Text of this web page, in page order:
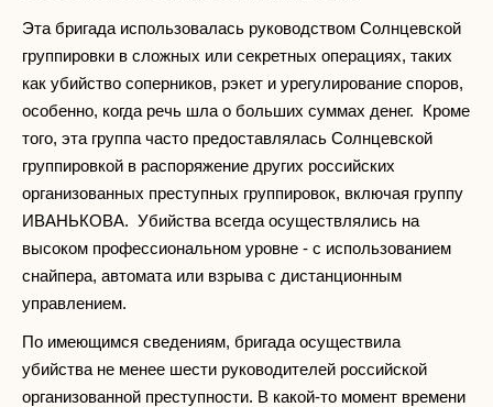
Эта бригада использовалась руководством Солнцевской
группировки в сложных или секретных операциях, таких
как убийство соперников, рэкет и урегулирование споров,
особенно, когда речь шла о больших суммах денег. Кроме
того, эта группа часто предоставлялась Солнцевской
группировкой в распоряжение других российских
организованных преступных группировок, включая группу
ИВАНЬКОВА. Убийства всегда осуществлялись на
высоком профессиональном уровне - с использованием
снайпера, автомата или взрыва с дистанционным
управлением.
По имеющимся сведениям, бригада осуществила
убийства не менее шести руководителей российской
организованной преступности. В какой-то момент времени